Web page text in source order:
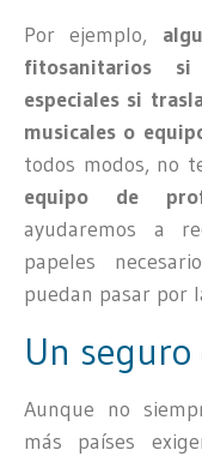
Por ejemplo,
fitosanitarios
especiales si
musicales o
todos modos, no
equipo de
ayudaremos a
papeles
puedan pasar por
Un
Aunque no
más países